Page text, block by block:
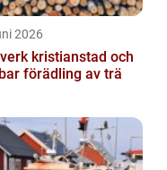
2026
kristianstad och
förädling av trä